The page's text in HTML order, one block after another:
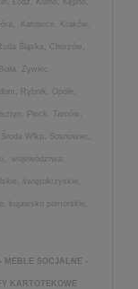
Katowice, Kraków,
Śląska, Chorzów,
Żywiec,
Rybnik, Opole,
Płock, Tarnów,
Wlkp, Sosnowiec,
województwa:
świętokrzyskie,
kujawsko pomorskie,
MEBLE SOCJALNE -
KARTOTEKOWE